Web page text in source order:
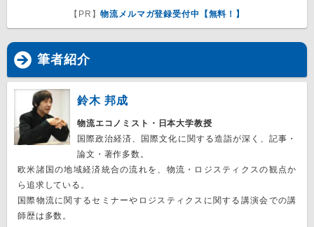
【PR】物流メルマガ登録受付中【無料！】
筆者紹介
鈴木 邦成
物流エコノミスト・日本大学教授
国際政治経済、国際文化に関する造詣が深く、記事・
論文・著作多数。
欧米諸国の地域経済統合の流れを、物流・ロジスティクスの観点か
ら追求している。
国際物流に関するセミナーやロジスティクスに関する講演会での講
師歴は多数。